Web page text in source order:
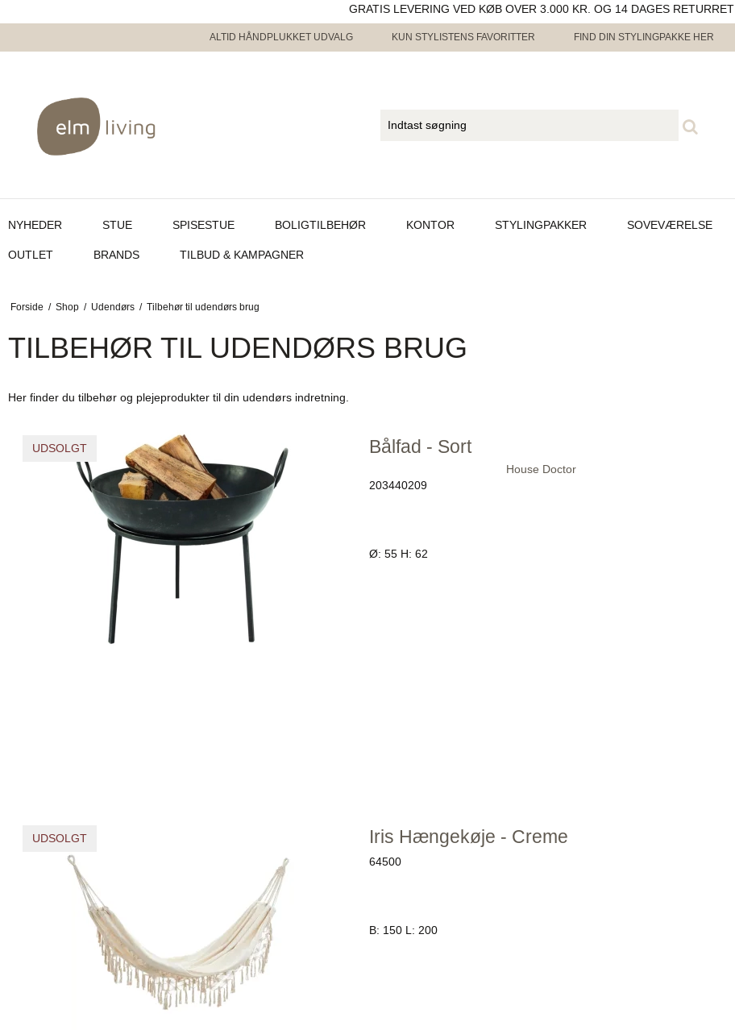
GRATIS LEVERING VED KØB OVER 3.000 KR. OG 14 DAGES RETURRET
ALTID HÅNDPLUKKET UDVALG KUN STYLISTENS FAVORITTER FIND DIN STYLINGPAKKE HER
NYHEDER STUE SPISESTUE BOLIGTILBEHØR KONTOR STYLINGPAKKER SOVEVÆRELSE
OUTLET BRANDS TILBUD & KAMPAGNER
Forside / Shop / Udendørs / Tilbehør til udendørs brug
TILBEHØR TIL UDENDØRS BRUG
Her finder du tilbehør og plejeprodukter til din udendørs indretning.
UDSOLGT Bålfad - Sort
House Doctor
203440209
Ø: 55 H: 62
UDSOLGT Iris Hængekøje - Creme
64500
B: 150 L: 200